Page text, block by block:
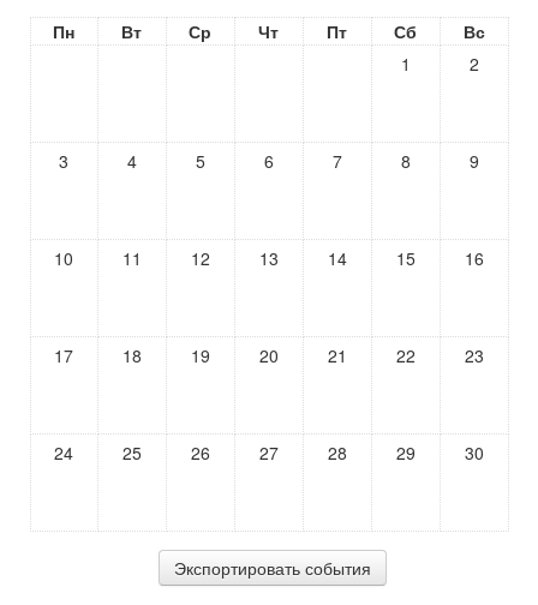
Пн Вт Ср Чт Пт Сб
Вс
1
2
3 4 5 6 7 8 9
10 11 12 13 14 15 16
17 18 19 20 21 22 23
24 25 26 27 28 29 30